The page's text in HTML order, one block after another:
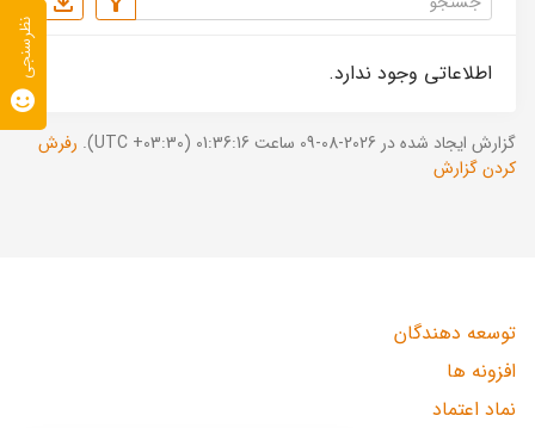
اطلاعاتی وجود ندارد.
گزارش ایجاد شده در 2026-08-09 ساعت 01:36:16 (UTC +03:30).
رفرش
کردن گزارش
توسعه دهندگان
افزونه ها
نماد اعتماد
نظرسنجی